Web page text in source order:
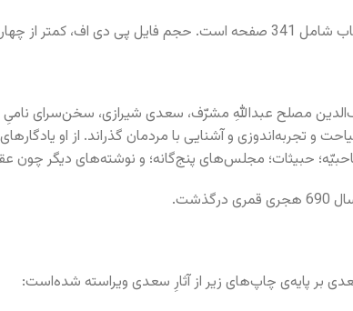
دی اف، کمتر از چهار مگابایت است.
و تجربه‌اندوزی و آشنایی با مردمان گذراند. از او
حبیثات؛ مجلس‌های پنج‌گانه؛ و نوشته‌های دیگر چون
بر پایه‌ی چاپ‌های زیر از آثارِ سعدی ویراسته شده‌است: